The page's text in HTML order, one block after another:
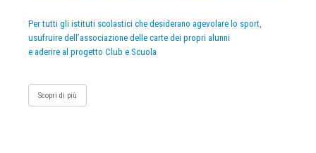
Per tutti gli istituti scolastici che desiderano agevolare lo sport,
usufruire dell’associazione delle carte dei propri alunni
e aderire al progetto Club e Scuola
Scopri di più